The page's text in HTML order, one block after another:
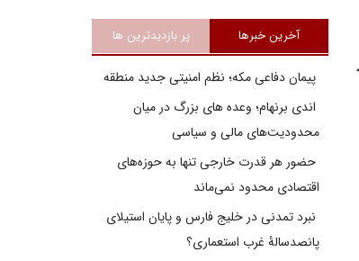
آخرین خبرها پر بازدیدترین ها
پیمان دفاعی مکه؛ نظم امنیتی جدید منطقه
اندی برنهام؛ وعده های بزرگ در میان
محدودیت‌های مالی و سیاسی
حضور هر قدرت خارجی تنها به حوزه‌های
اقتصادی محدود نمی‌ماند
نبرد تمدنی در خلیج فارس و پایان استیلای
پانصدسالۀ غرب استعماری؟